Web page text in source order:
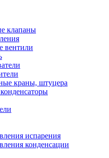
клапаны
вентили
краны, штуцера
испарения
конденсации